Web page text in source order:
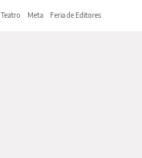
Teatro Meta Feria de Editores